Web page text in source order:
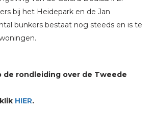
bij het Heidepark en de Jan
bunkers bestaat nog steeds en is te
de rondleiding over de Tweede
HIER.